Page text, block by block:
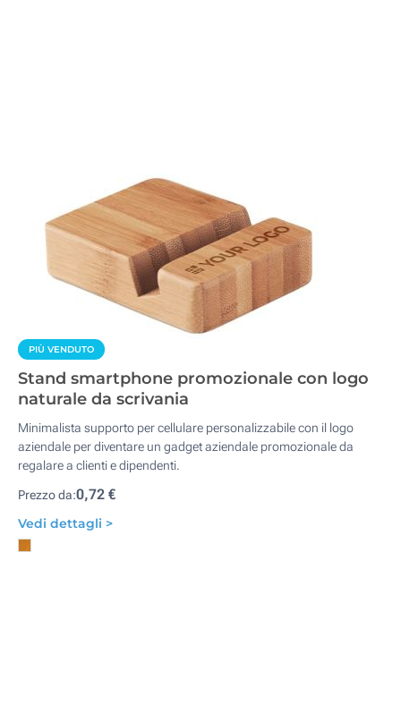
PIÙ VENDUTO
Stand smartphone promozionale con logo
naturale da scrivania
Minimalista supporto per cellulare personalizzabile con il logo
aziendale per diventare un gadget aziendale promozionale da
regalare a clienti e dipendenti.
Prezzo da:0,72 €
Vedi dettagli >